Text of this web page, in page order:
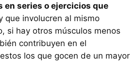
en series o ejercicios que
que involucren al mismo
si hay otros músculos menos
contribuyen en el
los que gocen de un mayor